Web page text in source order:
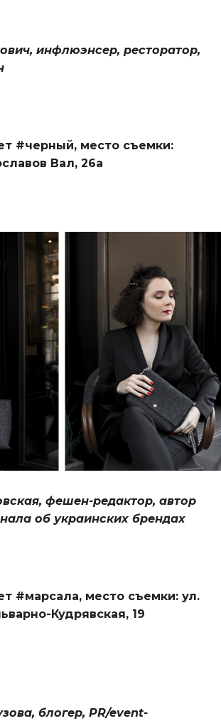
инфлюэнсер, ресторатор,
#черный, место съемки:
Вал, 26а
фешен-редактор, автор
об украинских брендах
#марсала, место съемки: ул.
Кудрявская, 19
блогер, PR/event-